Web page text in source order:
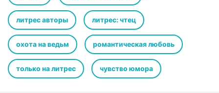
литрес авторы литрес: чтец
охота на ведьм романтическая любовь
только на литрес чувство юмора